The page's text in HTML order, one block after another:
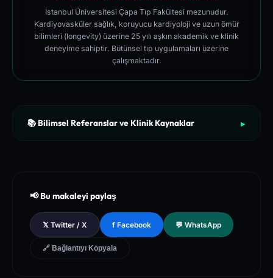
İstanbul Üniversitesi Çapa Tıp Fakültesi mezunudur.
Kardiyovasküler sağlık, koruyucu kardiyoloji ve uzun ömür
bilimleri (longevity) üzerine 25 yılı aşkın akademik ve klinik
deneyime sahiptir. Bütünsel tıp uygulamaları üzerine
çalışmaktadır.
📚 Bilimsel Referanslar ve Klinik Kaynaklar ▶
l Database of Peer-Reviewed Clinical Trials
[3]
The Lancet - Global Health and Preventive Medicine Guidel
ines for Chronic Metabolic Syndrome Management
📢 Bu makaleyi paylaş
𝕏 Twitter / X f Facebook 💬 WhatsApp
🔗 Bağlantıyı Kopyala